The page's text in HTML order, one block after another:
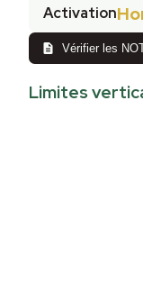
Activation
Vérifier les
Limites